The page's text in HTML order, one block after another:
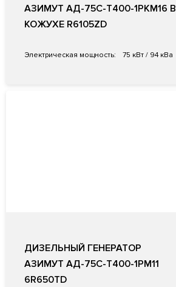
АЗИМУТ АД-75С-Т400-1РКМ16 В
КОЖУХЕ R6105ZD
Электрическая мощность: 75 кВт / 94 кВа
ДИЗЕЛЬНЫЙ ГЕНЕРАТОР
АЗИМУТ АД-75С-Т400-1РМ11
6R650TD